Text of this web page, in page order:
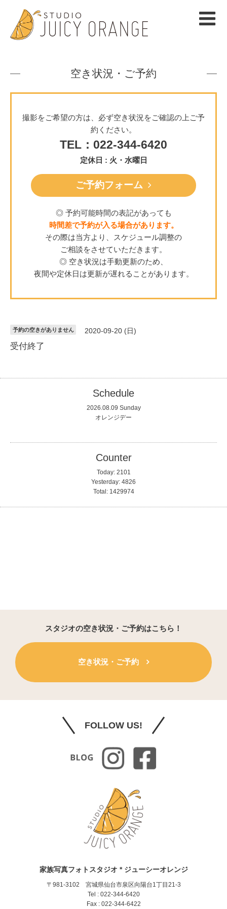
空き状況・ご予約
撮影をご希望の方は、必ず空き状況をご確認の上ご予
約ください。
TEL：022-344-6420
定休日 : 火・水曜日
ご予約フォーム
◎ 予約可能時間の表記があっても
時間差で予約が入る場合があります。
その際は当方より、スケジュール調整の
ご相談をさせていただきます。
◎ 空き状況は手動更新のため、
夜間や定休日は更新が遅れることがあります。
予約の空きがありません 2020-09-20 (日)
受付終了
Schedule
2026.08.09 Sunday
オレンジデー
Counter
Today: 2101
Yesterday: 4826
Total: 1429974
スタジオの空き状況・ご予約はこちら！
空き状況・ご予約
FOLLOW US!
家族写真フォトスタジオ * ジューシーオレンジ
〒981-3102 宮城県仙台市泉区向陽台1丁目21-3
Tel : 022-344-6420
Fax : 022-344-6422